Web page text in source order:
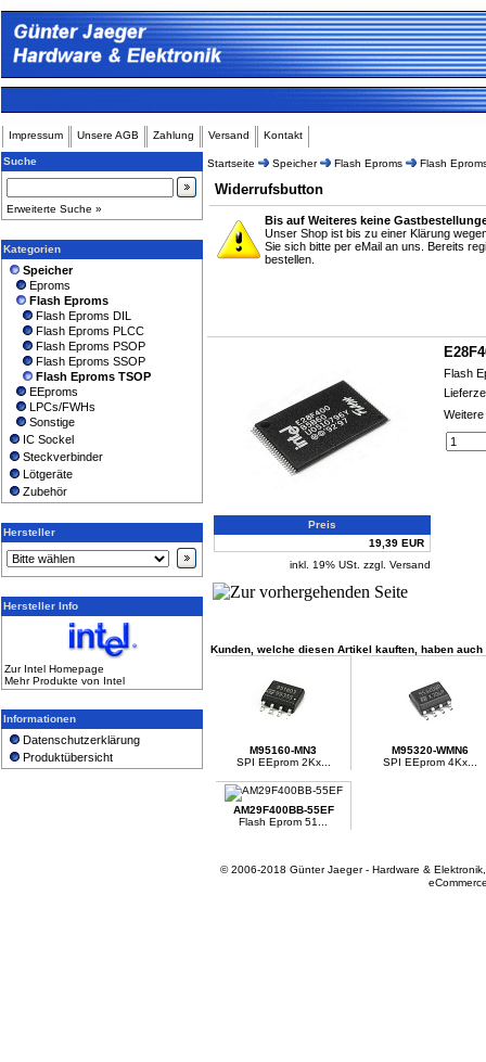
Impressum Unsere AGB Zahlung Versand Kontakt
Suche
Erweiterte Suche »
Kategorien
Speicher
Eproms
Flash Eproms
Flash Eproms DIL
Flash Eproms PLCC
Flash Eproms PSOP
Flash Eproms SSOP
Flash Eproms TSOP
EEproms
LPCs/FWHs
Sonstige
IC Sockel
Steckverbinder
Lötgeräte
Zubehör
Hersteller
Hersteller Info
Zur Intel Homepage
Mehr Produkte von Intel
Informationen
Datenschutzerklärung
Produktübersicht
Startseite Speicher Flash Eproms Flash
Widerrufsbutton
Bis auf Weiteres keine
Unser Shop ist bis zu einer Klärung
Sie sich bitte per eMail an uns. Bereits
bestellen.
Preis
19,39 EUR
inkl. 19% USt. zzgl. Versand
Flash
Kunden, welche diesen Artikel kauften, haben
M95160-MN3
SPI EEprom 2Kx...
M95320-WMN6
SPI EEprom 4Kx...
AM29F400BB-55EF
Flash Eprom 51...
© 2006-2018 Günter Jaeger - Hardware &